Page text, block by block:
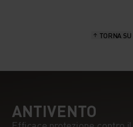
TORNA SU
ANTIVENTO